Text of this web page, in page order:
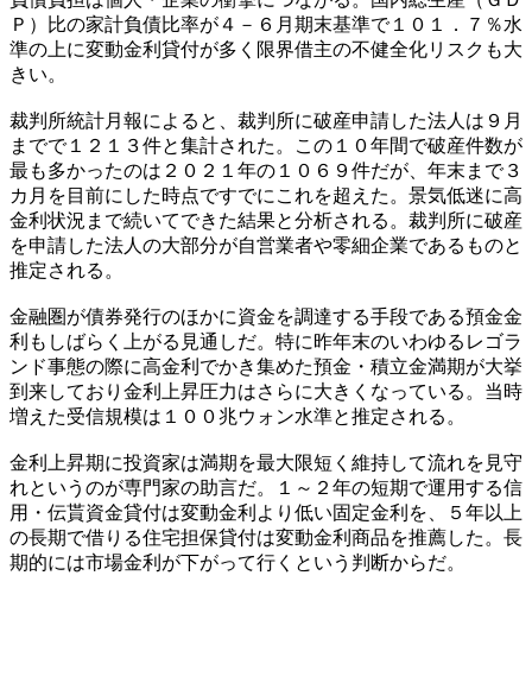
Ｐ）比の家計負債比率が４－６月期末基準で１０１．７％水
準の上に変動金利貸付が多く限界借主の不健全化リスクも大
きい。
裁判所統計月報によると、裁判所に破産申請した法人は９月
までで１２１３件と集計された。この１０年間で破産件数が
最も多かったのは２０２１年の１０６９件だが、年末まで３
カ月を目前にした時点ですでにこれを超えた。景気低迷に高
金利状況まで続いてできた結果と分析される。裁判所に破産
を申請した法人の大部分が自営業者や零細企業であるものと
推定される。
金融圏が債券発行のほかに資金を調達する手段である預金金
利もしばらく上がる見通しだ。特に昨年末のいわゆるレゴラ
ンド事態の際に高金利でかき集めた預金・積立金満期が大挙
到来しており金利上昇圧力はさらに大きくなっている。当時
増えた受信規模は１００兆ウォン水準と推定される。
金利上昇期に投資家は満期を最大限短く維持して流れを見守
れというのが専門家の助言だ。１～２年の短期で運用する信
用・伝貰資金貸付は変動金利より低い固定金利を、５年以上
の長期で借りる住宅担保貸付は変動金利商品を推薦した。長
期的には市場金利が下がって行くという判断からだ。